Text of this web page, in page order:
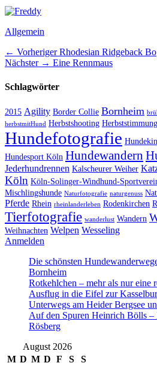
Kategorien
Allgemein
Beitragsnavigation
← Vorheriger Vorheriger
Beitrag:
Rhodesian Ridgeback Bo
Nächster → Nächster
Eine Rennmaus
Schlagwörter
2015 Agility Border Collie Bornheim
herbstmitHund Herbstshooting Herbststimmung
Hundefotografie
Hundesport Köln Hundewandern
Jederhundrennen Kalscheurer Weiher
Köln Köln-Solinger-Windhund-
Mischlingshunde Naturfotografie naturgenuss
Pferde Rhein rheinlanderleben Rodenkirchen
Tierfotografie wanderlust Wandern
Weihnachten Welpen Wesseling
Anmelden
Die schönsten
Bornheim
Rotkehlchen – mehr als nur eine
Ausflug in die Eifel zur
Unterwegs am Heider Bergsee
Auf den Spuren Heinrich Bölls –
Rösberg
August 2026
M D M D F S
S